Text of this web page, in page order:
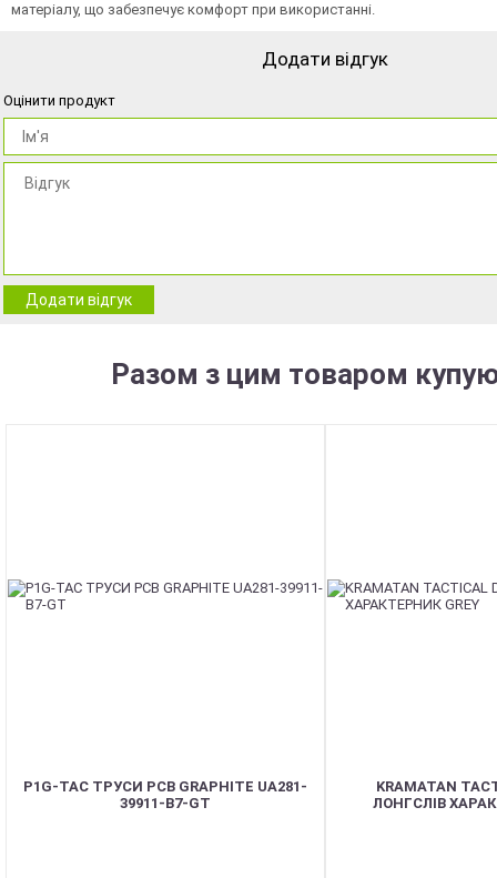
матеріалу, що забезпечує комфорт при використанні.
Додати відгук
Оцінити продукт
Додати відгук
Разом з цим товаром
P1G-TAC ТРУСИ PCB GRAPHITE UA281-
39911-B7-GT
KRAMATAN
ЛОНГСЛІВ